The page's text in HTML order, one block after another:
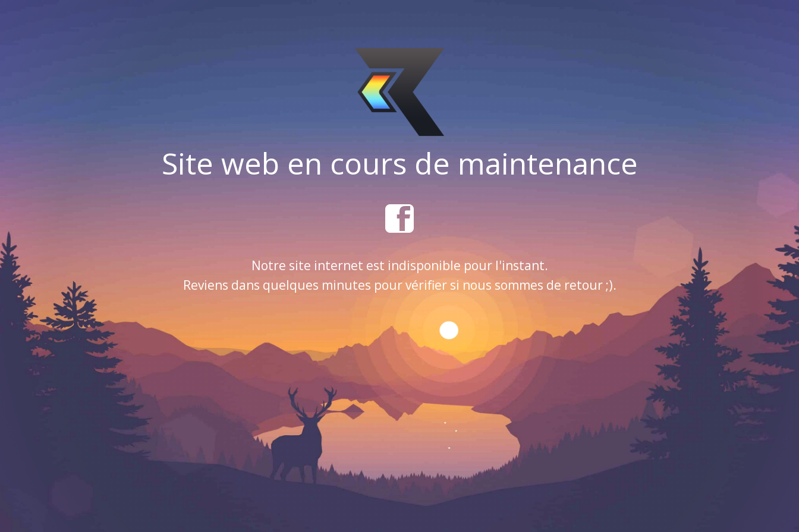
Site web en cours de maintenance
Notre site internet est indisponible pour l'instant.
Reviens dans quelques minutes pour vérifier si nous sommes de retour ;).